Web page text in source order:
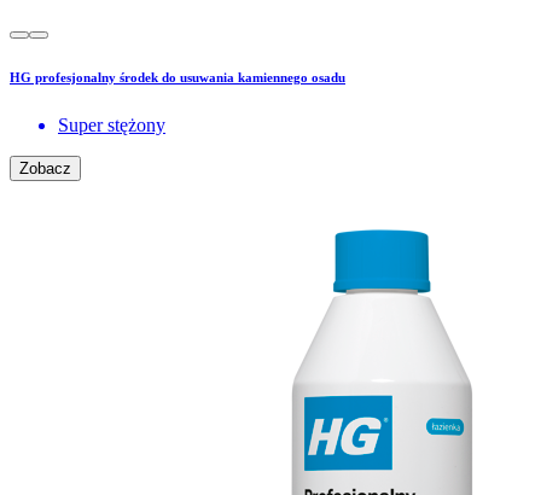
HG profesjonalny środek do usuwania kamiennego osadu
Super stężony
Zobacz